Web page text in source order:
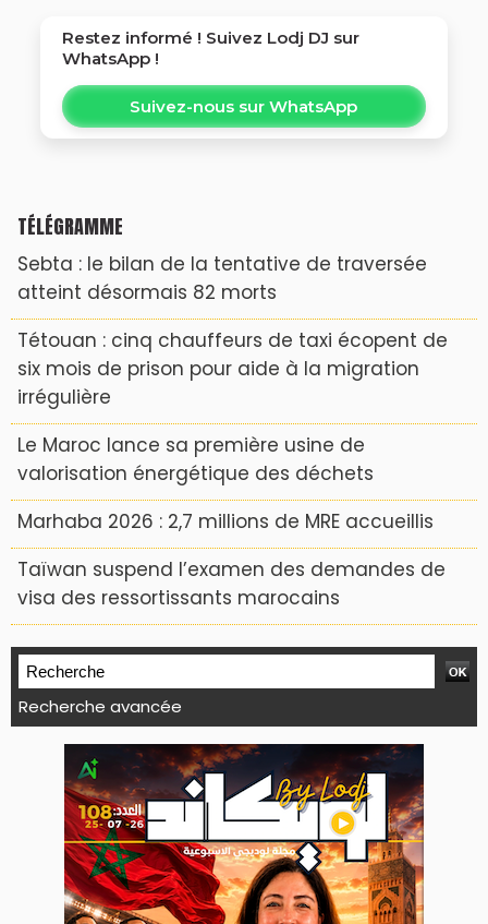
Restez informé ! Suivez Lodj DJ sur
WhatsApp !
Suivez-nous sur WhatsApp
TÉLÉGRAMME
Sebta : le bilan de la tentative de traversée
atteint désormais 82 morts
Tétouan : cinq chauffeurs de taxi écopent de
six mois de prison pour aide à la migration
irrégulière
Le Maroc lance sa première usine de
valorisation énergétique des déchets
Marhaba 2026 : 2,7 millions de MRE accueillis
Taïwan suspend l’examen des demandes de
visa des ressortissants marocains
Recherche avancée